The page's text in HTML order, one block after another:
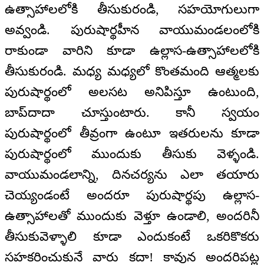
ఉత్సాహాలలోకి తీసుకురండి, సహయోగులుగా
అవ్వండి. పురుషార్థహీన వాయుమండలంలోకి
రాకుండా వారిని కూడా ఉల్లాస-ఉత్సాహాలలోకి
తీసుకురండి. మధ్య మధ్యలో కొంతమంది ఆత్మలకు
పురుషార్థంలో అలసట అనిపిస్తూ ఉంటుంది,
బాప్‍దాదా చూస్తుంటారు. కానీ స్వయం
పురుషార్థంలో తీవ్రంగా ఉంటూ ఇతరులను కూడా
పురుషార్థంలో ముందుకు తీసుకు వెళ్ళండి.
వాయుమండలాన్ని, దినచర్యను ఎలా తయారు
చెయ్యండంటే అందరూ పురుషార్థపు ఉల్లాస-
ఉత్సాహాలతో ముందుకు వెళ్తూ ఉండాలి, అందరినీ
తీసుకువెళ్ళాలి కూడా ఎందుకంటే ఒకరికొకరు
సహకరించుకునే వారు కదా! కావున అందరిపట్ల